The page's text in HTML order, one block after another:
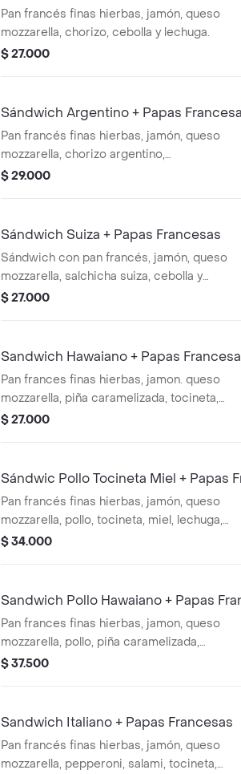
Pan francés finas hierbas, jamón, queso
mozzarella, chorizo, cebolla y lechuga.
$ 27.000
Sándwich Argentino + Papas
Pan francés finas hierbas, jamón, queso
mozzarella, chorizo argentino,
chimichurri, cebolla, lechuga y salsa de la
$ 29.000
Sándwich Suiza + Papas Francesas
Sándwich con pan francés, jamón, queso
mozzarella, salchicha suiza, cebolla y
lechuga, acompañado de papas
$ 27.000
Sandwich Hawaiano + Papas
Pan frances finas hierbas, jamon. queso
mozzarella, piña caramelizada, tocineta,
lechuga y salsa de la casa
$ 27.000
Sándwic Pollo Tocineta Miel + Papas
Pan francés finas hierbas, jamón, queso
mozzarella, pollo, tocineta, miel, lechuga,
cebolla y salsa de la casa
$ 34.000
Sandwich Pollo Hawaiano + Papas
Pan frances finas hierbas, jamon, queso
mozzarella, pollo, piña caramelizada,
tocineta, lechuga y salsa de la casa
$ 37.500
Sandwich Italiano + Papas Francesas
Pan francés finas hierbas, jamón, queso
mozzarella, pepperoni, salami, tocineta,